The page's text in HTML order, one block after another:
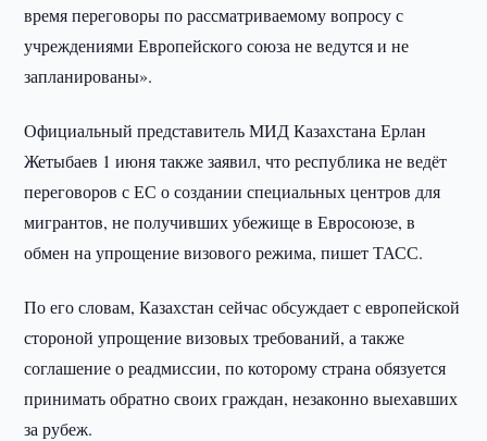
время переговоры по рассматриваемому вопросу с
учреждениями Европейского союза не ведутся и не
запланированы».
Официальный представитель МИД Казахстана Ерлан
Жетыбаев 1 июня также заявил, что республика не ведёт
переговоров с ЕС о создании специальных центров для
мигрантов, не получивших убежище в Евросоюзе, в
обмен на упрощение визового режима, пишет ТАСС.
По его словам, Казахстан сейчас обсуждает с европейской
стороной упрощение визовых требований, а также
соглашение о реадмиссии, по которому страна обязуется
принимать обратно своих граждан, незаконно выехавших
за рубеж.